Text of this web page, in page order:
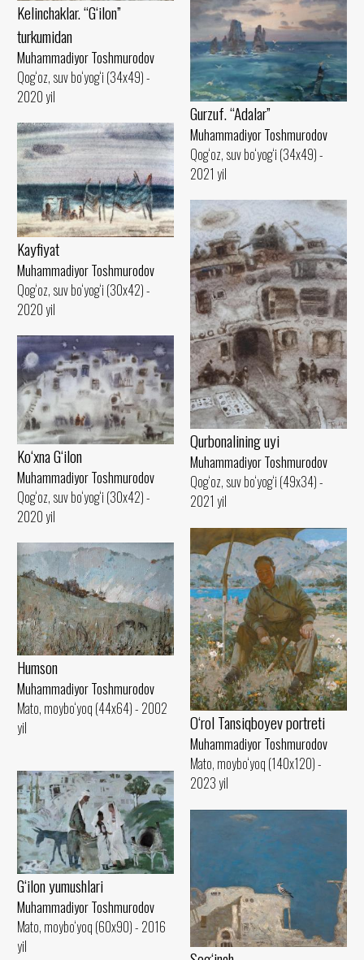
Kelinchaklar. “G‘ilon”
turkumidan
Muhammadiyor Toshmurodov
Qog‘oz, suv bo‘yog‘i (34x49) -
2020 yil
Gurzuf. “Adalar”
Muhammadiyor Toshmurodov
Qog‘oz, suv bo‘yog‘i (34x49) -
2021 yil
Kayfiyat
Muhammadiyor Toshmurodov
Qog‘oz, suv bo‘yog‘i (30x42) -
2020 yil
Qurbonalining uyi
Muhammadiyor Toshmurodov
Qog‘oz, suv bo‘yog‘i (49x34) -
2021 yil
Ko‘xna G‘ilon
Muhammadiyor Toshmurodov
Qog‘oz, suv bo‘yog‘i (30x42) -
2020 yil
O‘rol Tansiqboyev portreti
Muhammadiyor Toshmurodov
Mato, moybo‘yoq (140x120) -
2023 yil
Humson
Muhammadiyor Toshmurodov
Mato, moybo‘yoq (44x64) - 2002
yil
G‘ilon yumushlari
Muhammadiyor Toshmurodov
Mato, moybo‘yoq (60x90) - 2016
yil